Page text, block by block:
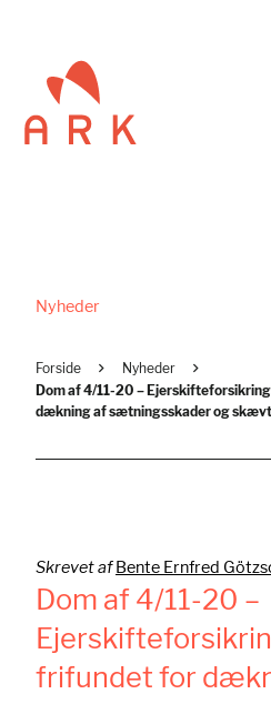
Nyheder
Forside
Nyheder
Dom af 4/11-20 –
dækning af sætningsskader og
Skrevet afBente Ernfred
Dom af 4/11-20 –
frifundet for